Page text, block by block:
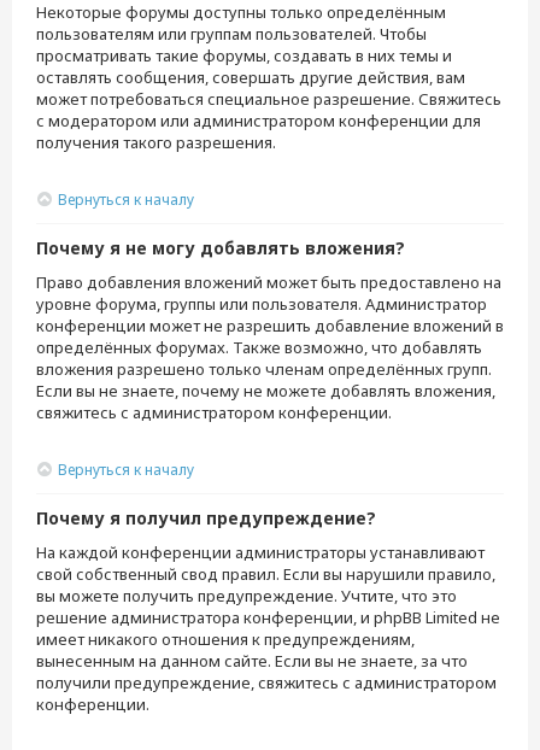
Некоторые форумы доступны только определённым
пользователям или группам пользователей. Чтобы
просматривать такие форумы, создавать в них темы и
оставлять сообщения, совершать другие действия, вам
может потребоваться специальное разрешение. Свяжитесь
с модератором или администратором конференции для
получения такого разрешения.
Вернуться к началу
Почему я не могу добавлять вложения?
Право добавления вложений может быть предоставлено на
уровне форума, группы или пользователя. Администратор
конференции может не разрешить добавление вложений в
определённых форумах. Также возможно, что добавлять
вложения разрешено только членам определённых групп.
Если вы не знаете, почему не можете добавлять вложения,
свяжитесь с администратором конференции.
Вернуться к началу
Почему я получил предупреждение?
На каждой конференции администраторы устанавливают
свой собственный свод правил. Если вы нарушили правило,
вы можете получить предупреждение. Учтите, что это
решение администратора конференции, и phpBB Limited не
имеет никакого отношения к предупреждениям,
вынесенным на данном сайте. Если вы не знаете, за что
получили предупреждение, свяжитесь с администратором
конференции.